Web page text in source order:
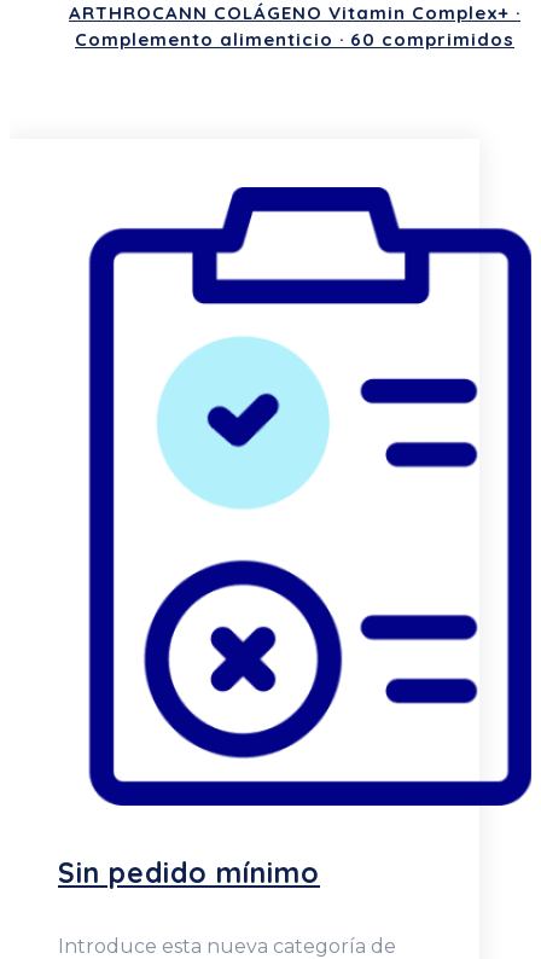
ARTHROCANN COLÁGENO Vitamin Complex+ ·
Complemento alimenticio · 60 comprimidos
Sin pedido mínimo
Introduce esta nueva categoría de